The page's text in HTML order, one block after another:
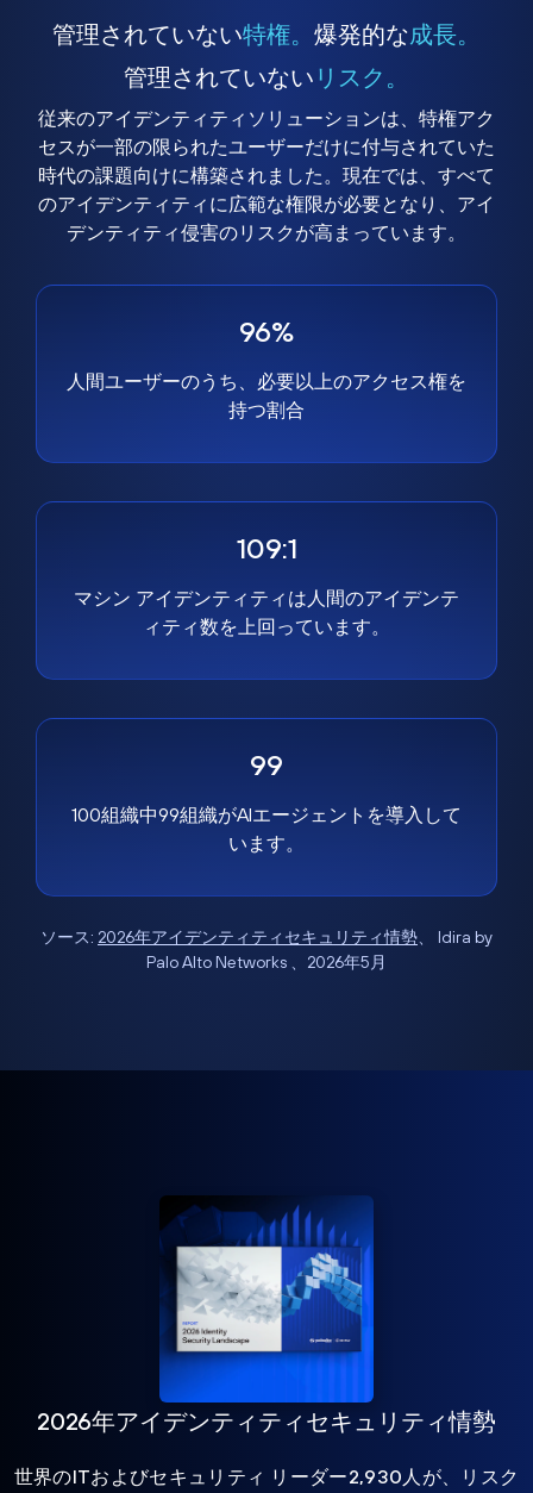
管理されていない特権。 爆発的な成長。
管理されていない リスク。
従来のアイデンティティソリューションは、特権アク
セスが一部の限られたユーザーだけに付与されていた
時代の課題向けに構築されました。現在では、すべて
のアイデンティティに広範な権限が必要となり、アイ
デンティティ侵害のリスクが高まっています。
96%
人間ユーザーのうち、必要以上のアクセス権を
持つ割合
109:1
マシン アイデンティティは人間のアイデンテ
ィティ数を上回っています。
99
100組織中99組織がAIエージェントを導入して
います。
ソース: 2026年アイデンティティセキュリティ情勢、 Idira by
Palo Alto Networks 、2026年5月
2026年アイデンティティセキュリティ情勢
世界のITおよびセキュリティ リーダー2,930人が、リスク